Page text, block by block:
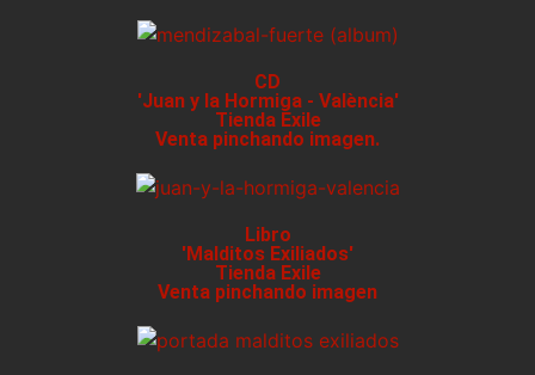
CD
'Juan y la Hormiga - València'
Tienda Exile
Venta pinchando imagen.
Libro
'Malditos Exiliados'
Tienda Exile
Venta pinchando imagen